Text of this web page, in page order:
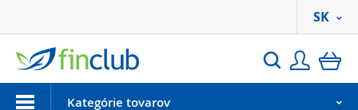
Hľadať
SK
MenuKategórie tovarov